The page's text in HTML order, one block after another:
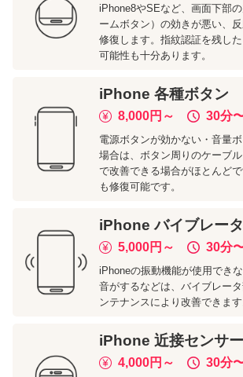
iPhone8やSEなど、画面下部
ームボタン）の効きが悪い、
修復します。指紋認証を残し
可能性も十分あります。
iPhone 各種ボタン
8,000円～ 30分
電源ボタンが効かない・音量
場合は、ボタン周りのケーブ
で改善できる場合がほとんど
も修復可能です。
iPhone バイブレータ
5,000円～ 30分
iPhoneの振動機能が使用でき
音がするなどは、バイブレー
ンテナンスにより改善できます
iPhone 近接センサー
4,000円～ 30分